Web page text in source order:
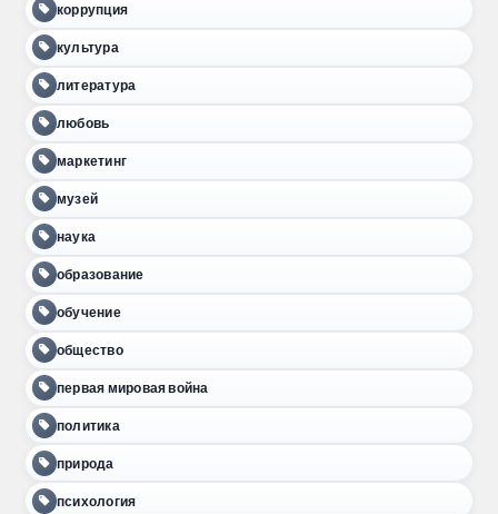
коррупция
культура
литература
любовь
маркетинг
музей
наука
образование
обучение
общество
первая мировая война
политика
природа
психология